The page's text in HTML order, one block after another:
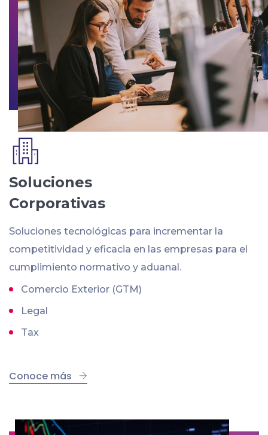
Soluciones
Corporativas
Soluciones tecnológicas para incrementar la
competitividad y eficacia en las empresas para el
cumplimiento normativo y aduanal.
Comercio Exterior (GTM)
Legal
Tax
Conoce más